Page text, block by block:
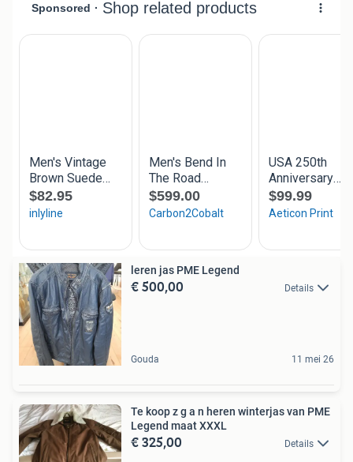
leren jas PME Legend
€ 500,00 Details
Gouda 11 mei 26
Te koop z g a n heren winterjas van PME
Legend maat XXXL
€ 325,00 Details